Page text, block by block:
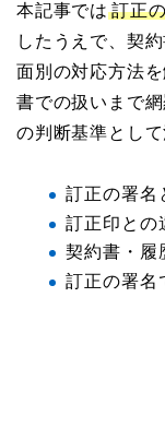
本記事では 訂正
したうえで、契
面別の対応方法
書での扱いまで
の判断基準とし
訂正の署名
訂正印との
契約書・履
訂正の署名